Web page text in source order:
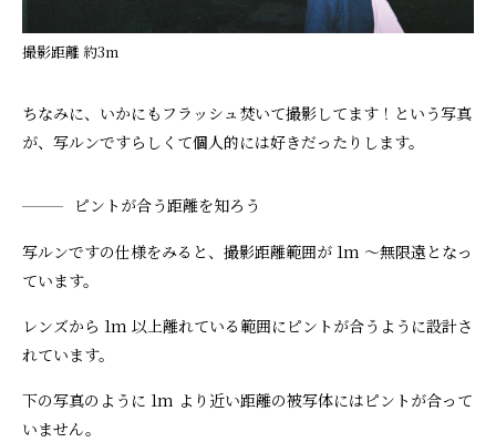
撮影距離 約3m
ちなみに、いかにもフラッシュ焚いて撮影してます！という写真
が、写ルンですらしくて個人的には好きだったりします。
ピントが合う距離を知ろう
写ルンですの仕様をみると、撮影距離範囲が 1m ～無限遠となっ
ています。
レンズから 1m 以上離れている範囲にピントが合うように設計さ
れています。
下の写真のように 1m より近い距離の被写体にはピントが合って
いません。